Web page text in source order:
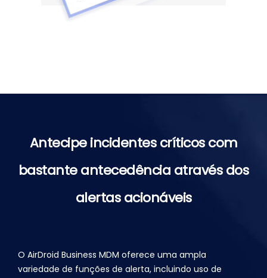
Antecipe incidentes críticos com
bastante antecedência através dos
alertas acionáveis
O AirDroid Business MDM oferece uma ampla
variedade de funções de alerta, incluindo uso de